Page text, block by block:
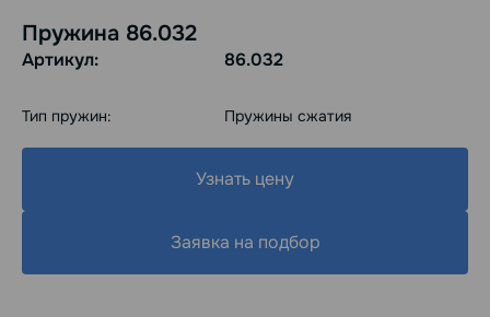
Пружина 86.032
Артикул: 86.032
Тип пружин: Пружины сжатия
Узнать цену
Заявка на подбор